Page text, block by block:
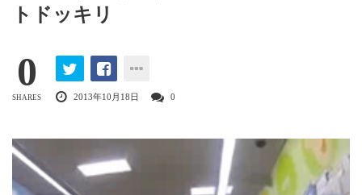
トドッキリ
0
SHARES 2013年10月18日 0